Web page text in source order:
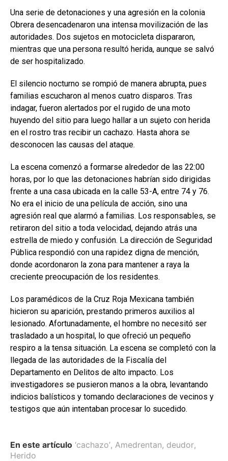
Una serie de detonaciones y una agresión en la colonia
Obrera desencadenaron una intensa movilización de las
autoridades. Dos sujetos en motocicleta dispararon,
mientras que una persona resultó herida, aunque se salvó
de ser hospitalizado.
El silencio nocturno se rompió de manera abrupta, pues
familias escucharon al menos cuatro disparos. Tras
indagar, fueron alertados por el rugido de una moto
huyendo del sitio para luego hallar a un sujeto con herida
en el rostro tras recibir un cachazo. Hasta ahora se
desconocen las causas del ataque.
La escena comenzó a formarse alrededor de las 22:00
horas, por lo que las detonaciones habrían sido dirigidas
frente a una casa ubicada en la calle 53-A, entre 74 y 76.
No era el inicio de una película de acción, sino una
agresión real que alarmó a familias. Los responsables, se
retiraron del sitio a toda velocidad, dejando atrás una
estrella de miedo y confusión. La dirección de Seguridad
Pública respondió con una rapidez digna de mención,
donde acordonaron la zona para mantener a raya la
creciente preocupación de los residentes.
Los paramédicos de la Cruz Roja Mexicana también
hicieron su aparición, prestando primeros auxilios al
lesionado. Afortunadamente, el hombre no necesitó ser
trasladado a un hospital, lo que ofreció un pequeño
respiro a la tensa situación. La escena se completó con la
llegada de las autoridades de la Fiscalía del
Departamento en Delitos de alto impacto. Los
investigadores se pusieron manos a la obra, levantando
indicios balísticos y tomando declaraciones de vecinos y
testigos que aún intentaban procesar lo sucedido.
En este artículo ‘cachazo’, Amedrentan, deudor,
Herido